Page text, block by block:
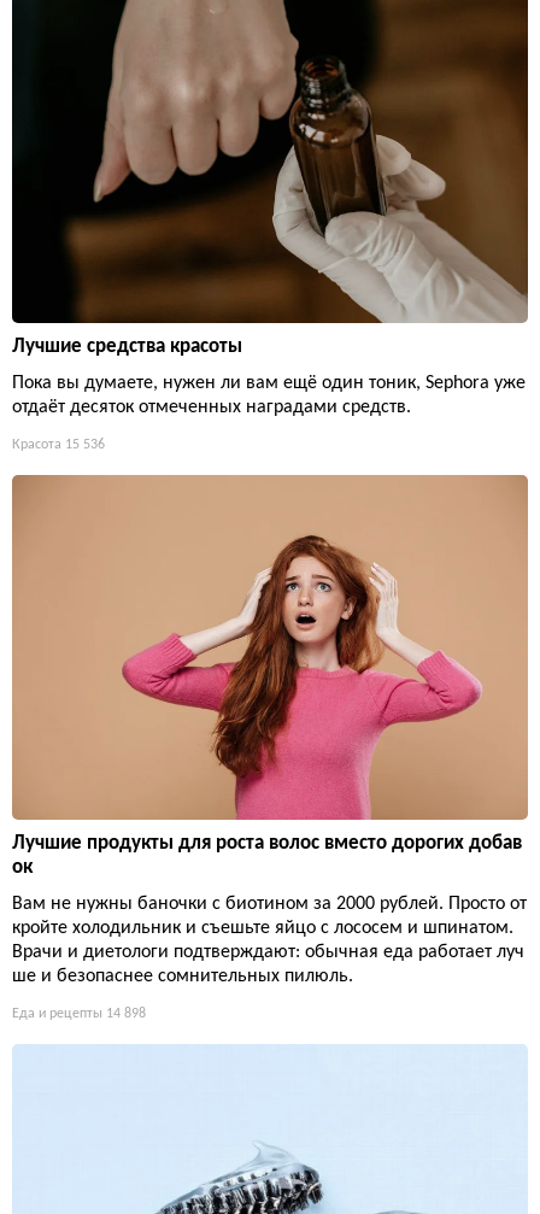
Лучшие средства красоты
Пока вы думаете, нужен ли вам ещё один тоник, Sephora уже
отдаёт десяток отмеченных наградами средств.
Красота 15 536
Лучшие продукты для роста волос вместо дорогих добав
ок
Вам не нужны баночки с биотином за 2000 рублей. Просто от
кройте холодильник и съешьте яйцо с лососем и шпинатом.
Врачи и диетологи подтверждают: обычная еда работает луч
ше и безопаснее сомнительных пилюль.
Еда и рецепты 14 898